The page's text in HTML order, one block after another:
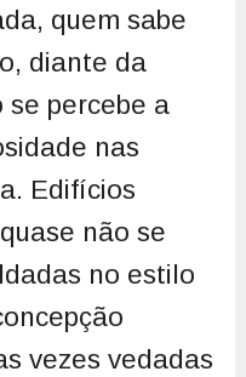
quem sabe
diante da
se percebe a
nas
Edifícios
não se
no estilo
vezes vedadas